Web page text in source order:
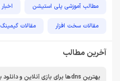
مطالب آموزشی پلی استیشن
مقالات سخت افزار مقالات گیمینگ
آخرین مطالب
بهترین dnsها برای بازی آنلاین و دانلود بازی در سال 2026